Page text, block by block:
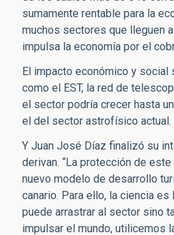
sumamente rentable para la
muchos sectores que lleguen
impulsa la economía por el
El impacto económico y
como el EST, la red de
el sector podría crecer hasta
el del sector astrofísico actual.
Y Juan José Díaz finalizó su
derivan. “La protección de
nuevo modelo de desarrollo
canario. Para ello, la ciencia
puede arrastrar al sector sino
impulsar el mundo, utilicemos